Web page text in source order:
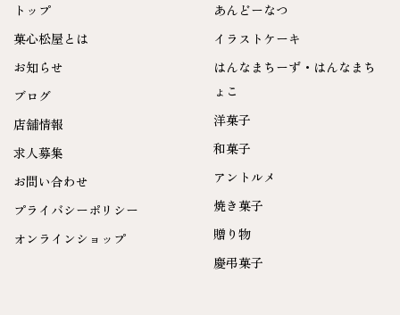
トップ
菓心松屋とは
お知らせ
ブログ
店舗情報
求人募集
お問い合わせ
プライバシーポリシー
オンラインショップ
あんどーなつ
イラストケーキ
はんなまちーず・はんなまち
ょこ
洋菓子
和菓子
アントルメ
焼き菓子
贈り物
慶弔菓子